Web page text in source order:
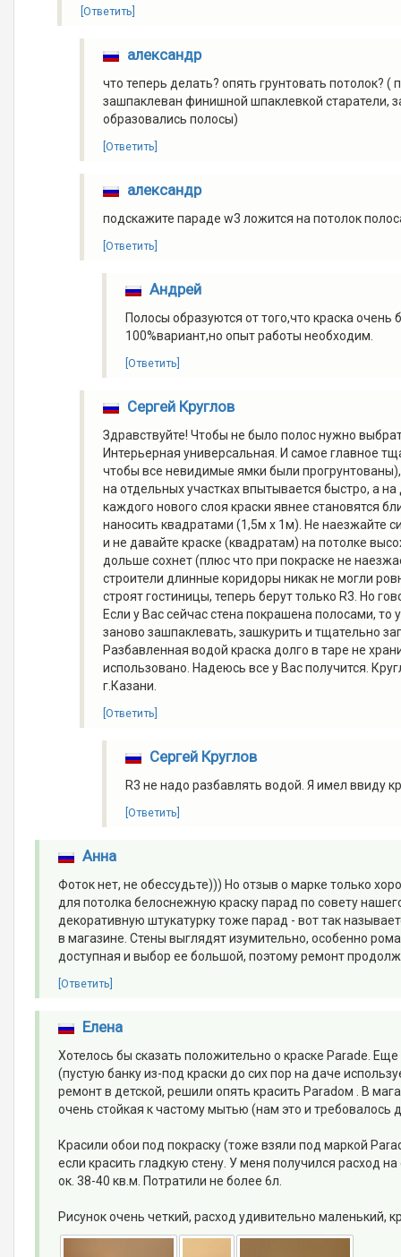
[Ответить]
александр
что теперь делать? опять грунтовать потолок?
зашпаклеван финишной шпаклевкой старатели,
образовались полосы)
[Ответить]
александр
подскажите параде w3 ложится на потолок
[Ответить]
Андрей
Полосы образуются от того,что краска
100%вариант,но опыт работы необходим.
[Ответить]
Сергей Круглов
Здравствуйте! Чтобы не было полос нужно
Интерьерная универсальная. И самое главное
чтобы все невидимые ямки были прогрунтованы),
на отдельных участках впытывается быстро, а
каждого нового слоя краски явнее становятся
наносить квадратами (1,5м х 1м). Не наезжайте
и не давайте краске (квадратам) на потолке
дольше сохнет (плюс что при покраске не
строители длинные коридоры никак не могли
строят гостиницы, теперь берут только R3. Но
Если у Вас сейчас стена покрашена полосами,
заново зашпаклевать, зашкурить и тщательно
Разбавленная водой краска долго в таре не
использовано. Надеюсь все у Вас получится.
г.Казани.
[Ответить]
Сергей Круглов
R3 не надо разбавлять водой. Я имел ввиду
[Ответить]
Анна
Фоток нет, не обессудьте))) Но отзыв о марке только
для потолка белоснежную краску парад по совету
декоративную штукатурку тоже парад - вот так
в магазине. Стены выглядят изумительно, особенно
доступная и выбор ее большой, поэтому ремонт
[Ответить]
Елена
Хотелось бы сказать положительно о краске Parade.
(пустую банку из-под краски до сих пор на даче
ремонт в детской, решили опять красить Paradом . В
очень стойкая к частому мытью (нам это и требовалось
Красили обои под покраску (тоже взяли под маркой
если красить гладкую стену. У меня получился расход
ок. 38-40 кв.м. Потратили не более 6л.
Рисунок очень четкий, расход удивительно маленький,